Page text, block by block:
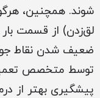
شوند. همچنین،
لق‌زدن) از قسمت
ضعیف شدن نقاط
توسط متخصص
پیشگیری بهتر از